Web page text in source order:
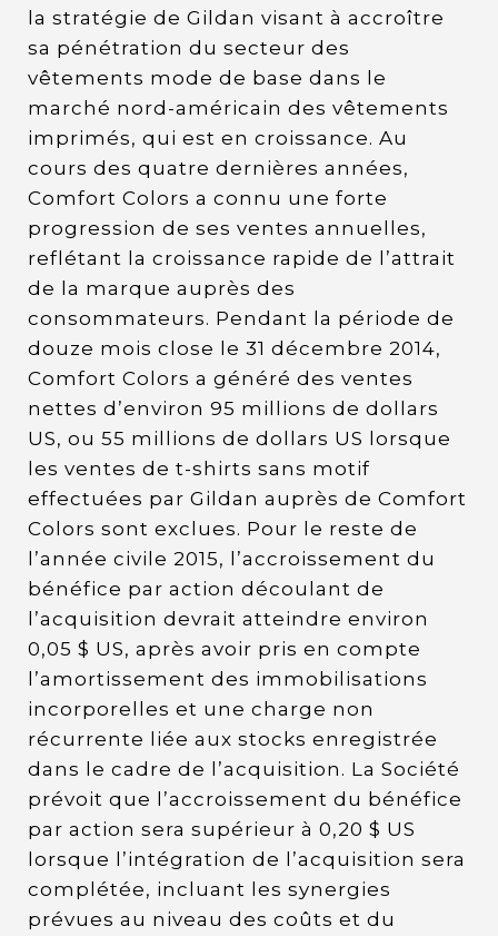
la stratégie de Gildan visant à accroître
sa pénétration du secteur des
vêtements mode de base dans le
marché nord-américain des vêtements
imprimés, qui est en croissance. Au
cours des quatre dernières années,
Comfort Colors a connu une forte
progression de ses ventes annuelles,
reflétant la croissance rapide de l’attrait
de la marque auprès des
consommateurs. Pendant la période de
douze mois close le 31 décembre 2014,
Comfort Colors a généré des ventes
nettes d’environ 95 millions de dollars
US, ou 55 millions de dollars US lorsque
les ventes de t-shirts sans motif
effectuées par Gildan auprès de Comfort
Colors sont exclues. Pour le reste de
l’année civile 2015, l’accroissement du
bénéfice par action découlant de
l’acquisition devrait atteindre environ
0,05 $ US, après avoir pris en compte
l’amortissement des immobilisations
incorporelles et une charge non
récurrente liée aux stocks enregistrée
dans le cadre de l’acquisition. La Société
prévoit que l’accroissement du bénéfice
par action sera supérieur à 0,20 $ US
lorsque l’intégration de l’acquisition sera
complétée, incluant les synergies
prévues au niveau des coûts et du